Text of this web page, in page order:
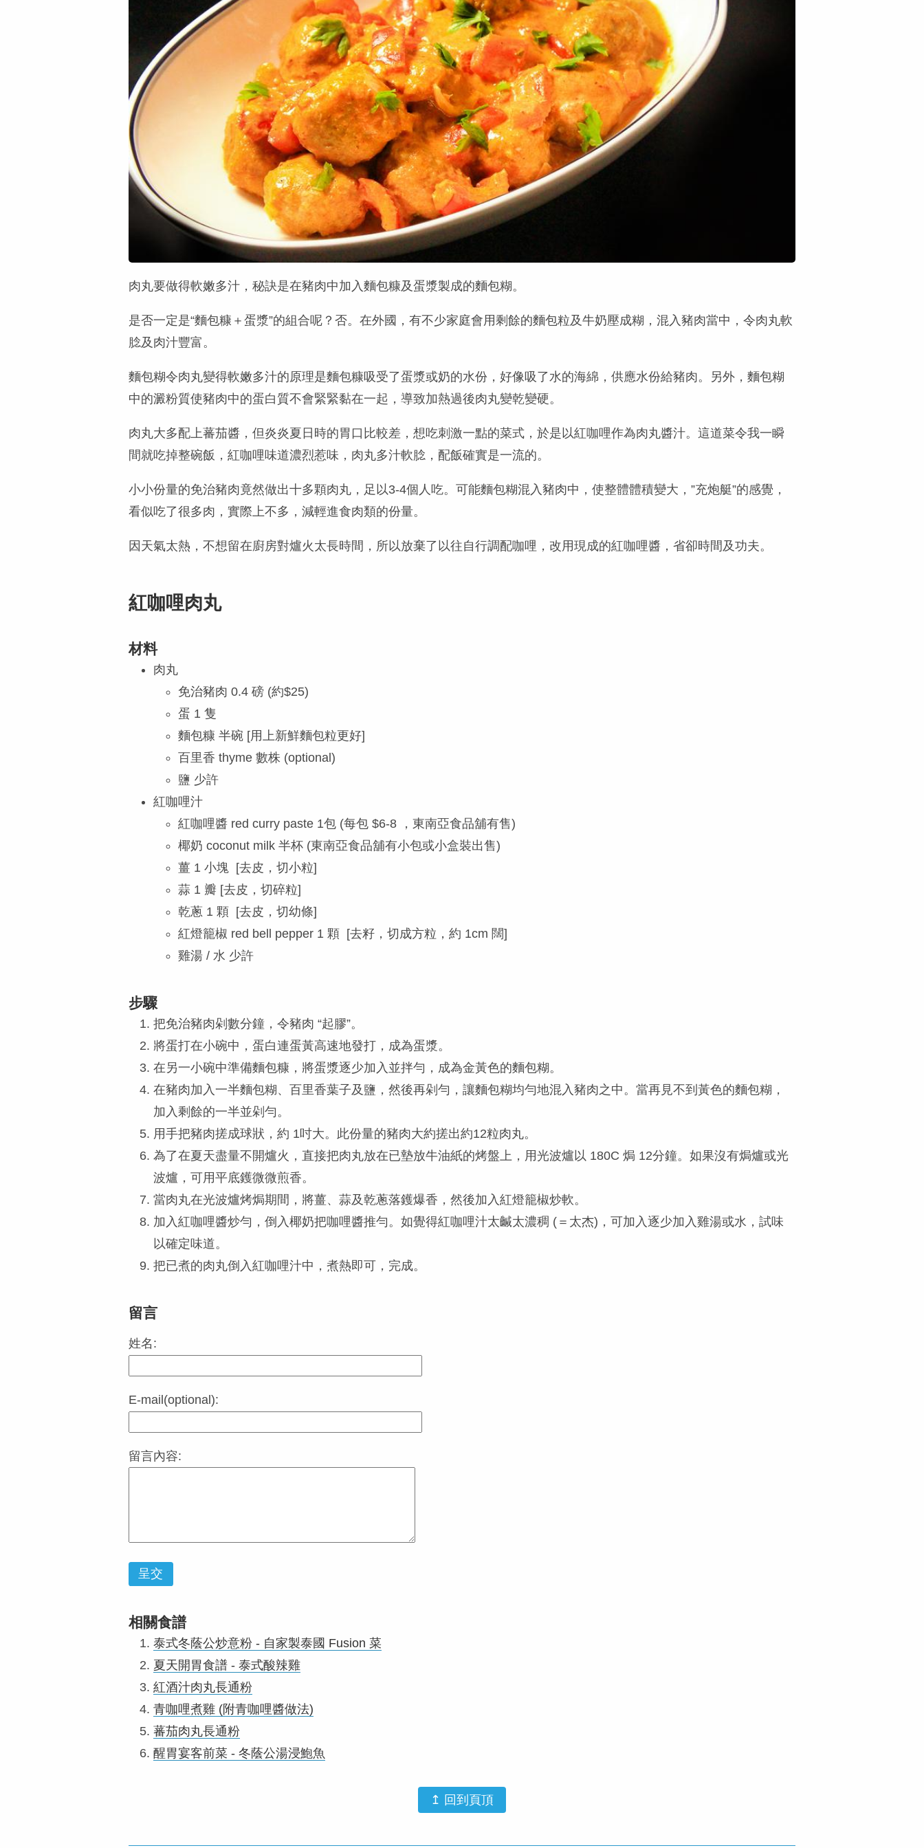
肉丸要做得軟嫩多汁，秘訣是在豬肉中加入麵包糠及蛋漿製成的麵包糊。
是否一定是“麵包糠＋蛋漿”的組合呢？否。在外國，有不少家庭會用剩餘的麵包粒及牛奶壓成糊，混入豬肉當中，令肉丸軟
腍及肉汁豐富。
麵包糊令肉丸變得軟嫩多汁的原理是麵包糠吸受了蛋漿或奶的水份，好像吸了水的海綿，供應水份給豬肉。另外，麵包糊
中的澱粉質使豬肉中的蛋白質不會緊緊黏在一起，導致加熱過後肉丸變乾變硬。
肉丸大多配上蕃茄醬，但炎炎夏日時的胃口比較差，想吃刺激一點的菜式，於是以紅咖哩作為肉丸醬汁。這道菜令我一瞬
間就吃掉整碗飯，紅咖哩味道濃烈惹味，肉丸多汁軟腍，配飯確實是一流的。
小小份量的免治豬肉竟然做出十多顆肉丸，足以3-4個人吃。可能麵包糊混入豬肉中，使整體體積變大，”充炮艇”的感覺，
看似吃了很多肉，實際上不多，減輕進食肉類的份量。
因天氣太熱，不想留在廚房對爐火太長時間，所以放棄了以往自行調配咖哩，改用現成的紅咖哩醬，省卻時間及功夫。
紅咖哩肉丸
材料
肉丸
免治豬肉 0.4 磅 (約$25)
蛋 1 隻
麵包糠 半碗 [用上新鮮麵包粒更好]
百里香 thyme 數株 (optional)
鹽 少許
紅咖哩汁
紅咖哩醬 red curry paste 1包 (每包 $6-8 ，東南亞食品舖有售)
椰奶 coconut milk 半杯 (東南亞食品舖有小包或小盒裝出售)
薑 1 小塊 [去皮，切小粒]
蒜 1 瓣 [去皮，切碎粒]
乾蔥 1 顆 [去皮，切幼條]
紅燈籠椒 red bell pepper 1 顆 [去籽，切成方粒，約 1cm 闊]
雞湯 / 水 少許
步驟
把免治豬肉剁數分鐘，令豬肉 “起膠”。
將蛋打在小碗中，蛋白連蛋黃高速地發打，成為蛋漿。
在另一小碗中準備麵包糠，將蛋漿逐少加入並拌勻，成為金黃色的麵包糊。
在豬肉加入一半麵包糊、百里香葉子及鹽，然後再剁勻，讓麵包糊均勻地混入豬肉之中。當再見不到黃色的麵包糊，
加入剩餘的一半並剁勻。
用手把豬肉搓成球狀，約 1吋大。此份量的豬肉大約搓出約12粒肉丸。
為了在夏天盡量不開爐火，直接把肉丸放在已墊放牛油紙的烤盤上，用光波爐以 180C 焗 12分鐘。如果沒有焗爐或光
波爐，可用平底鑊微微煎香。
當肉丸在光波爐烤焗期間，將薑、蒜及乾蔥落鑊爆香，然後加入紅燈籠椒炒軟。
加入紅咖哩醬炒勻，倒入椰奶把咖哩醬推勻。如覺得紅咖哩汁太䶢太濃稠 (＝太杰)，可加入逐少加入雞湯或水，試味
以確定味道。
把已煮的肉丸倒入紅咖哩汁中，煮熱即可，完成。
留言
姓名:
E-mail(optional):
留言內容:
呈交
相關食譜
泰式冬蔭公炒意粉 - 自家製泰國 Fusion 菜
夏天開胃食譜 - 泰式酸辣雞
紅酒汁肉丸長通粉
青咖哩煮雞 (附青咖哩醬做法)
蕃茄肉丸長通粉
醒胃宴客前菜 - 冬蔭公湯浸鮑魚
↥ 回到頁頂